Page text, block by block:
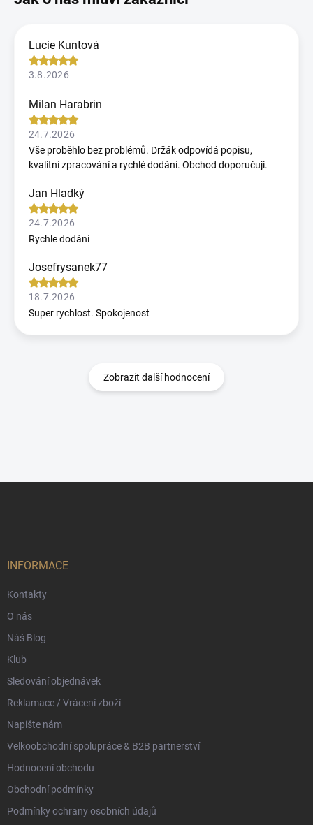
Lucie Kuntová
3.8.2026
Milan Harabrin
24.7.2026
Vše proběhlo bez problémů. Držák odpovídá popisu,
kvalitní zpracování a rychlé dodání. Obchod doporučuji.
Jan Hladký
24.7.2026
Rychle dodání
Josefrysanek77
18.7.2026
Super rychlost. Spokojenost
Zobrazit další hodnocení
INFORMACE
Kontakty
O nás
Náš Blog
Klub
Sledování objednávek
Reklamace / Vrácení zboží
Napište nám
Velkoobchodní spolupráce & B2B partnerství
Hodnocení obchodu
Obchodní podmínky
Podmínky ochrany osobních údajů